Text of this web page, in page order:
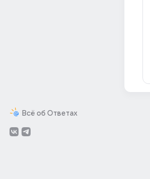
Всё об Ответах